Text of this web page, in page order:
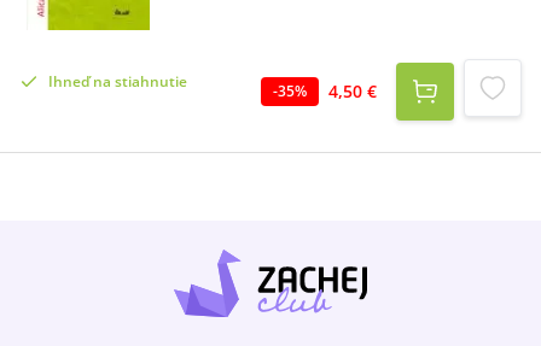
a zdolávajúci každú prekážku, iní sú pevní ako
skala, ďalší sa ťahajú za slnkom ako konáre a tí,
čo tvoria doma zázemie, sú ich korene.
mihotajúce sa listy vo vánku, druhí o život
pôda. Sú takí rozdielni, a napriek tomu tvoria
jeden celok – strom.Piatok dvanásteho je
príbeh plný života a humoru s prekvapivým
koncom. Odohráva sa na súčasnom
Ihneď na stiahnutie -35% 4,50 €